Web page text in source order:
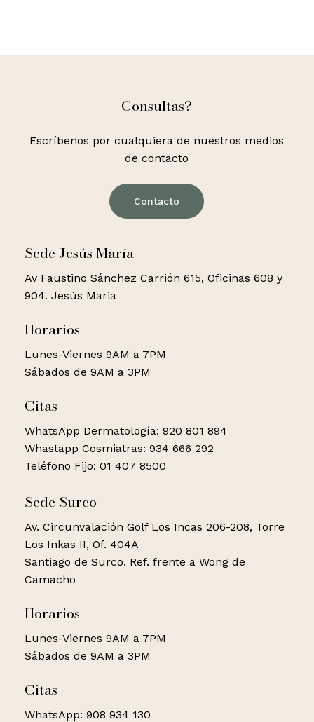
Consultas?
Escríbenos por cualquiera de nuestros medios
de contacto
Contacto
Sede Jesús María
Av Faustino Sánchez Carrión 615, Oficinas 608 y
904. Jesús Maria
Horarios
Lunes-Viernes 9AM a 7PM
Sábados de 9AM a 3PM
Citas
WhatsApp Dermatología: 920 801 894
Whastapp Cosmiatras: 934 666 292
Teléfono Fijo: 01 407 8500
Sede Surco
Av. Circunvalación Golf Los Incas 206-208, Torre
Los Inkas II, Of. 404A
Santiago de Surco. Ref. frente a Wong de
Camacho
Horarios
Lunes-Viernes 9AM a 7PM
Sábados de 9AM a 3PM
Citas
WhatsApp: 908 934 130